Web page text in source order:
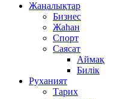
Жаңалықтар
Бизнес
Жаһан
Спорт
Саясат
Аймақ
Билік
Руханият
Тарих